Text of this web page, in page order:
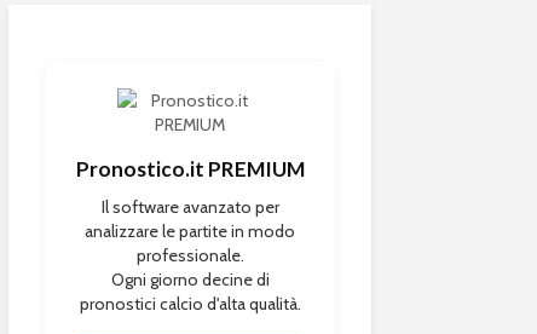
Pronostico.it PREMIUM
Il software avanzato per
analizzare le partite in modo
professionale.
Ogni giorno decine di
pronostici calcio d'alta qualità.